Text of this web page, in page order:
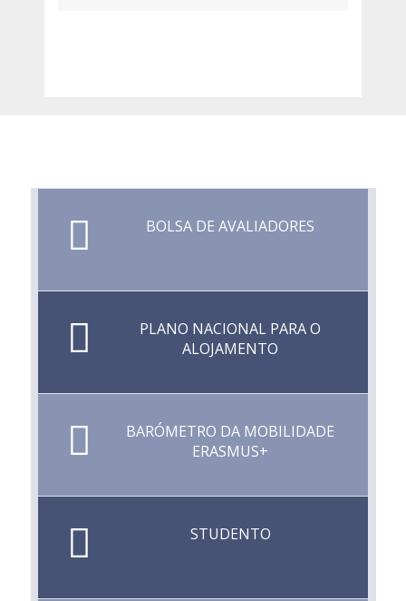
BOLSA DE AVALIADORES
PLANO NACIONAL PARA O
ALOJAMENTO
BARÓMETRO DA MOBILIDADE
ERASMUS+
STUDENTO